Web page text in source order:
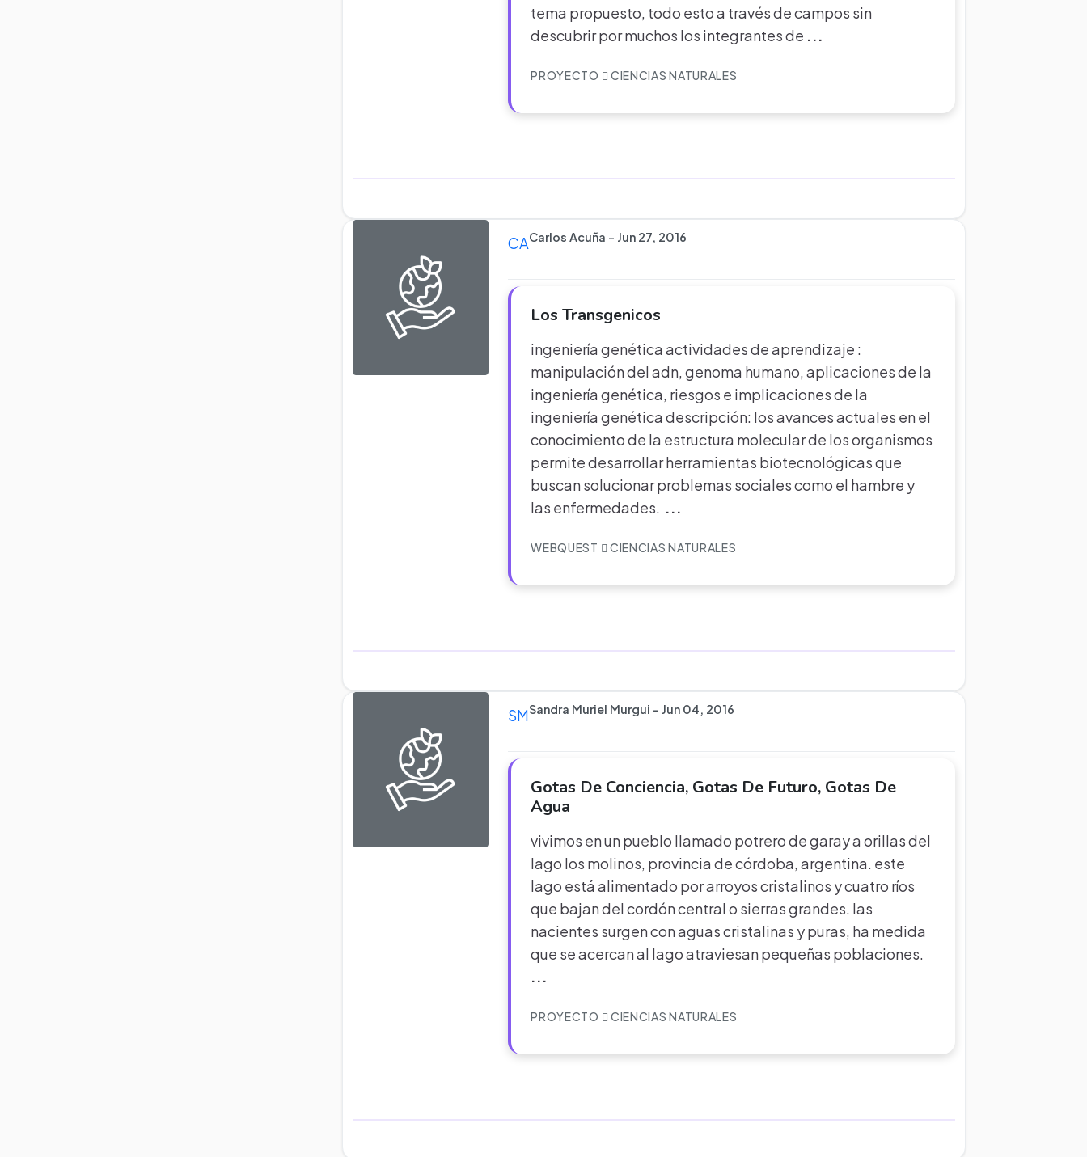
tema propuesto, todo esto a través de campos sin
descubrir por muchos los integrantes de ...
PROYECTO CIENCIAS NATURALES
CACarlos Acuña - Jun 27, 2016
Los Transgenicos
ingeniería genética actividades de aprendizaje :
manipulación del adn, genoma humano, aplicaciones de la
ingeniería genética, riesgos e implicaciones de la
ingeniería genética descripción: los avances actuales en el
conocimiento de la estructura molecular de los organismos
permite desarrollar herramientas biotecnológicas que
buscan solucionar problemas sociales como el hambre y
las enfermedades. ...
WEBQUEST CIENCIAS NATURALES
SMSandra Muriel Murgui - Jun 04, 2016
Gotas De Conciencia, Gotas De Futuro, Gotas De
Agua
vivimos en un pueblo llamado potrero de garay a orillas del
lago los molinos, provincia de córdoba, argentina. este
lago está alimentado por arroyos cristalinos y cuatro ríos
que bajan del cordón central o sierras grandes. las
nacientes surgen con aguas cristalinas y puras, ha medida
que se acercan al lago atraviesan pequeñas poblaciones.
...
PROYECTO CIENCIAS NATURALES